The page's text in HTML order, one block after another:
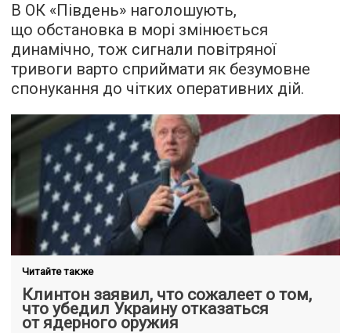
В ОК «Південь» наголошують,
що обстановка в морі змінюється
динамічно, тож сигнали повітряної
тривоги варто сприймати як безумовне
спонукання до чітких оперативних дій.
Читайте также
Клинтон заявил, что сожалеет о том,
что убедил Украину отказаться
от ядерного оружия